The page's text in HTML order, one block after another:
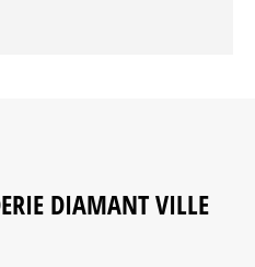
DIAMANT VILLE